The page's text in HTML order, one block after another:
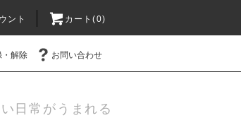
ント カート(0)
・解除 お問い合わせ
日常がうまれる